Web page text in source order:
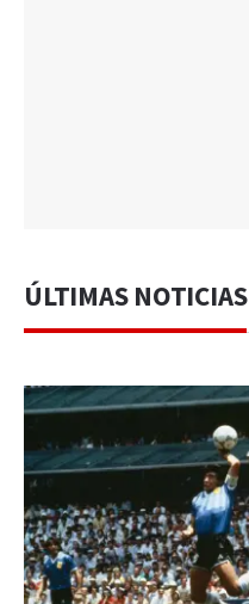
ÚLTIMAS NOTICIAS